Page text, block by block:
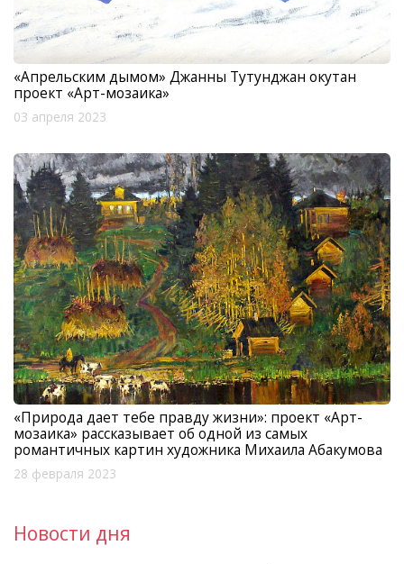
«Апрельским дымом» Джанны Тутунджан окутан
проект «Арт-мозаика»
03 апреля 2023
«Природа дает тебе правду жизни»: проект «Арт-
мозаика» рассказывает об одной из самых
романтичных картин художника Михаила Абакумова
28 февраля 2023
Новости дня